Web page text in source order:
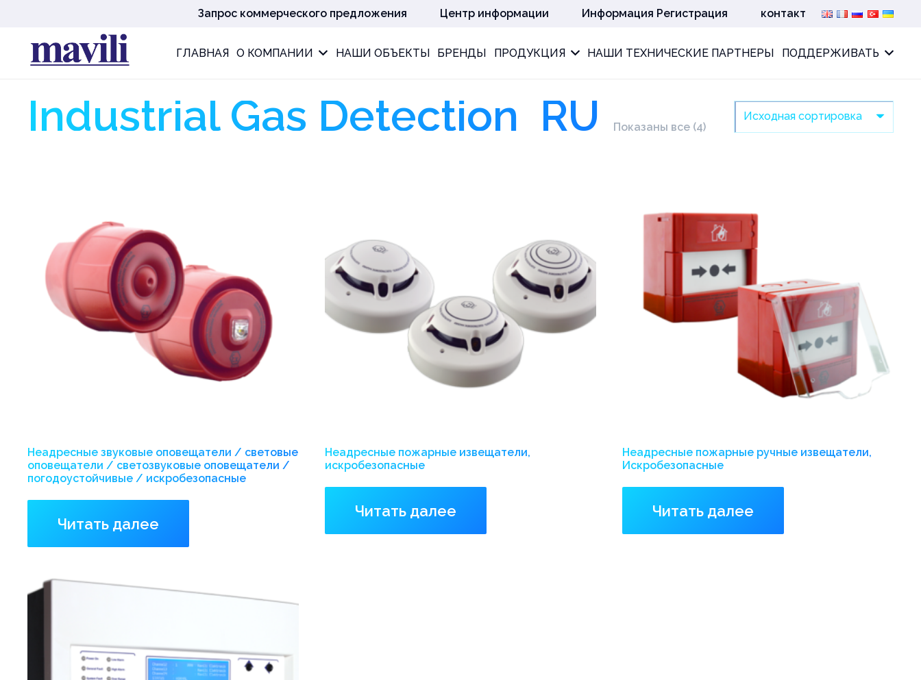
Запрос коммерческого предложения Центр информации Информация Регистрация контакт
ГЛАВНАЯ О КОМПАНИИ НАШИ ОБЪЕКТЫ БРЕНДЫ ПРОДУКЦИЯ НАШИ ТЕХНИЧЕСКИЕ ПАРТНЕРЫ ПОДДЕРЖИВАТЬ
Industrial Gas Detection_RU Показаны все (4)
Неадресные звуковые оповещатели / световые
оповещатели / светозвуковые оповещатели /
погодоустойчивые / искробезопасные
Читать далее
Неадресные пожарные извещатели,
искробезопасные
Читать далее
Неадресные пожарные ручные извещатели,
Искробезопасные
Читать далее